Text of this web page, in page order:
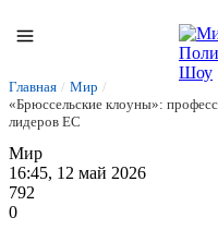
Главная / Мир /
«Брюссельские клоуны»:
лидеров ЕС
Мир
16:45, 12 май 2026
792
0